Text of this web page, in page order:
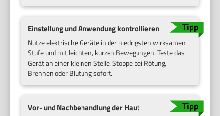
Einstellung und Anwendung kontrollieren
Nutze elektrische Geräte in der niedrigsten wirksamen
Stufe und mit leichten, kurzen Bewegungen. Teste das
Gerät an einer kleinen Stelle. Stoppe bei Rötung,
Brennen oder Blutung sofort.
Vor- und Nachbehandlung der Haut